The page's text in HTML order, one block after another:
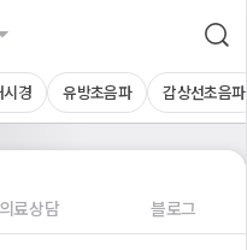
시경 유방초음파 갑상선초음파
의료상담 블로그